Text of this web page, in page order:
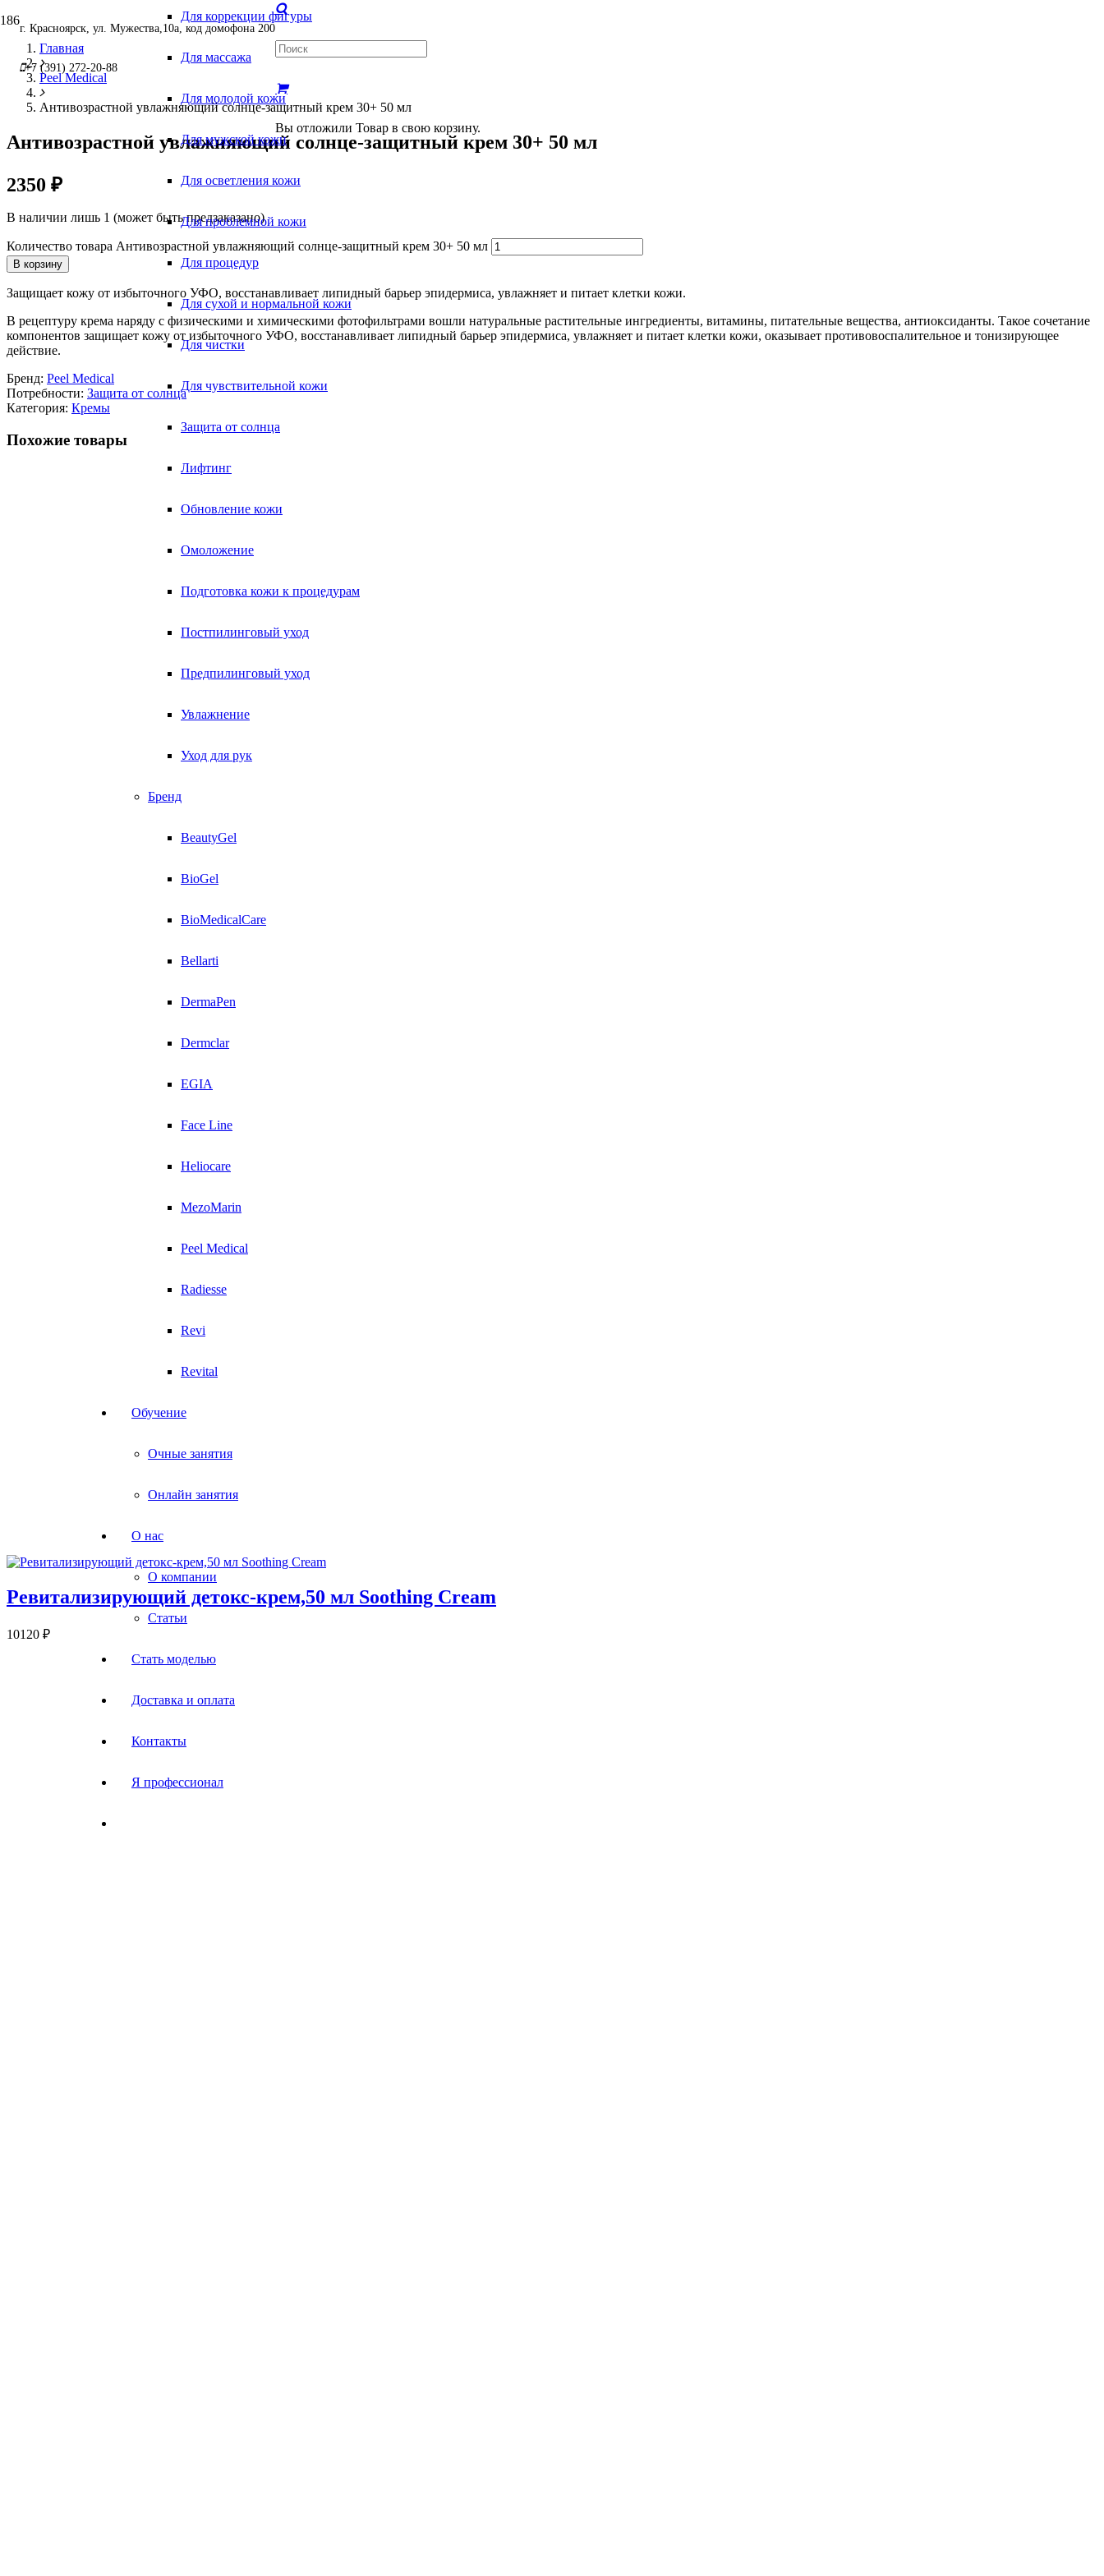
г. Красноярск, ул. Мужества,10а, код домофона 200
+7 (391) 272-20-88
Вы отложили Товар в свою корзину.
Для коррекции фигуры
Для массажа
Для молодой кожи
Для мужской кожи
Для осветления кожи
Для проблемной кожи
Для процедур
Для сухой и нормальной кожи
Для чистки
Для чувствительной кожи
Защита от солнца
Лифтинг
Обновление кожи
Омоложение
Подготовка кожи к процедурам
Постпилинговый уход
Предпилинговый уход
Увлажнение
Уход для рук
Бренд
BeautyGel
BioGel
BioMedicalCare
Bellarti
DermaPen
Dermclar
EGIA
Face Line
Heliocare
MezoMarin
Peel Medical
Radiesse
Revi
Revital
Обучение
Очные занятия
Онлайн занятия
О нас
О компании
Статьи
Стать моделью
Доставка и оплата
Контакты
Я профессионал
Главная
Peel Medical
Антивозрастной увлажняющий солнце-защитный крем 30+ 50 мл
Антивозрастной увлажняющий солнце-защитный крем 30+ 50 мл
2350 ₽
В наличии лишь 1 (может быть предзаказано)
Количество товара Антивозрастной увлажняющий солнце-защитный крем 30+ 50 мл
В корзину
Защищает кожу от избыточного УФО, восстанавливает липидный барьер эпидермиса, увлажняет и питает клетки кожи.
В рецептуру крема наряду с физическими и химическими фотофильтрами вошли натуральные растительные ингредиенты, витамины, питательные вещества, антиоксиданты. Такое сочетание
компонентов защищает кожу от избыточного УФО, восстанавливает липидный барьер эпидермиса, увлажняет и питает клетки кожи, оказывает противовоспалительное и тонизирующее
действие.
Бренд: Peel Medical
Потребности: Защита от солнца
Категория: Кремы
Похожие товары
Ревитализирующий детокс-крем,50 мл Soothing Cream
10120 ₽